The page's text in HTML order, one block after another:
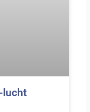
lucht